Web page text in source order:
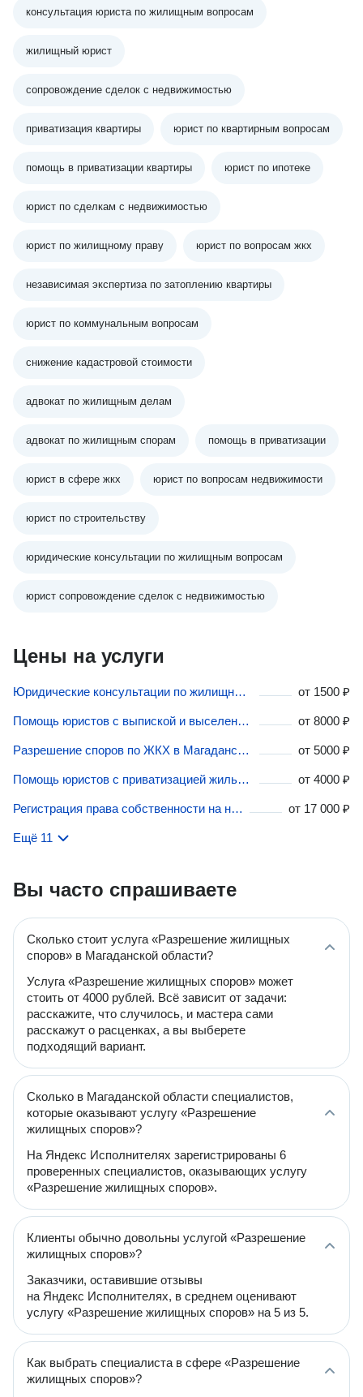
консультация юриста по жилищным вопросам
жилищный юрист
сопровождение сделок с недвижимостью
приватизация квартиры юрист по квартирным вопросам
помощь в приватизации квартиры юрист по ипотеке
юрист по сделкам с недвижимостью
юрист по жилищному праву юрист по вопросам жкх
независимая экспертиза по затоплению квартиры
юрист по коммунальным вопросам
снижение кадастровой стоимости
адвокат по жилищным делам
адвокат по жилищным спорам помощь в приватизации
юрист в сфере жкх юрист по вопросам недвижимости
юрист по строительству
юридические консультации по жилищным вопросам
юрист сопровождение сделок с недвижимостью
Цены на услуги
Юридические консультации по жилищным спорам в Магаданской области от 1500 ₽
Помощь юристов с выпиской и выселением из квартиры в Магаданской области от 8000 ₽
Разрешение споров по ЖКХ в Магаданской области от 5000 ₽
Помощь юристов с приватизацией жилья в Магаданской области от 4000 ₽
Регистрация права собственности на недвижимость в Магаданской области от 17 000 ₽
Ещё 11
Вы часто спрашиваете
Сколько стоит услуга «Разрешение жилищных
споров» в Магаданской области?
Услуга «Разрешение жилищных споров» может
стоить от 4000 рублей. Всё зависит от задачи:
расскажите, что случилось, и мастера сами
расскажут о расценках, а вы выберете
подходящий вариант.
Сколько в Магаданской области специалистов,
которые оказывают услугу «Разрешение
жилищных споров»?
На Яндекс Исполнителях зарегистрированы 6
проверенных специалистов, оказывающих услугу
«Разрешение жилищных споров».
Клиенты обычно довольны услугой «Разрешение
жилищных споров»?
Заказчики, оставившие отзывы
на Яндекс Исполнителях, в среднем оценивают
услугу «Разрешение жилищных споров» на 5 из 5.
Как выбрать специалиста в сфере «Разрешение
жилищных споров»?